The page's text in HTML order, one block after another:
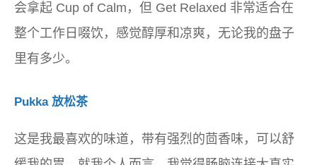
会拿起 Cup of Calm，但 Get Relaxed 非常适合在
整个工作日啜饮，感觉醇厚和凉爽，无论我的盘子
里有多少。
Pukka 放松茶
这是我最喜欢的味道，带有强烈的茴香味，可以舒